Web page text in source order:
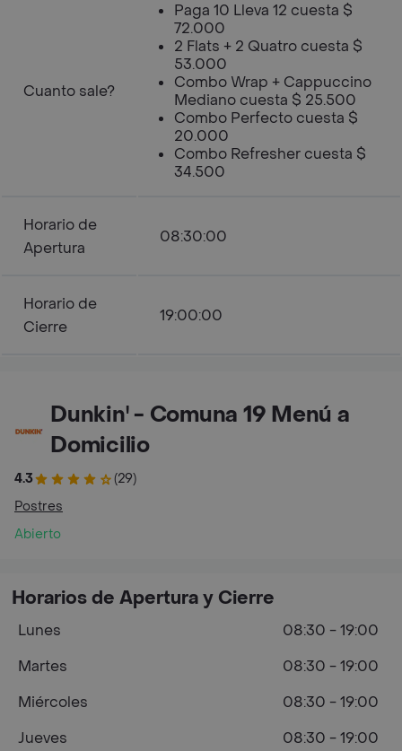
Cuanto sale?
Paga 10 Lleva 12 cuesta $
72.000
2 Flats + 2 Quatro cuesta $
53.000
Combo Wrap + Cappuccino
Mediano cuesta $ 25.500
Combo Perfecto cuesta $
20.000
Combo Refresher cuesta $
34.500
Horario de
Apertura
08:30:00
Horario de
Cierre
19:00:00
Dunkin' - Comuna 19 Menú a
Domicilio
4.3
(29)
Postres
Abierto
Horarios de Apertura y Cierre
Lunes
08:30 - 19:00
Martes
08:30 - 19:00
Miércoles
08:30 - 19:00
Jueves
08:30 - 19:00